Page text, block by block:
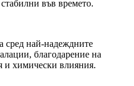
във времето.
сред най-надеждните
благодарение на
и химически влияния.